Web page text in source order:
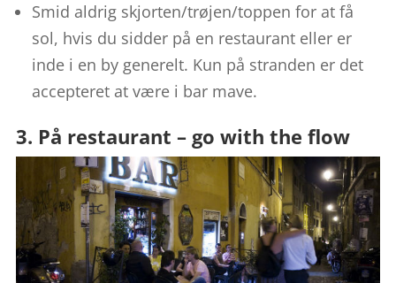
Smid aldrig skjorten/trøjen/toppen for at få
sol, hvis du sidder på en restaurant eller er
inde i en by generelt. Kun på stranden er det
accepteret at være i bar mave.
3. På restaurant – go with the flow